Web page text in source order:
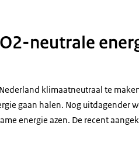
neutrale
klimaatneutraal te
gaan halen. Nog uitdagender
energie azen. De recent